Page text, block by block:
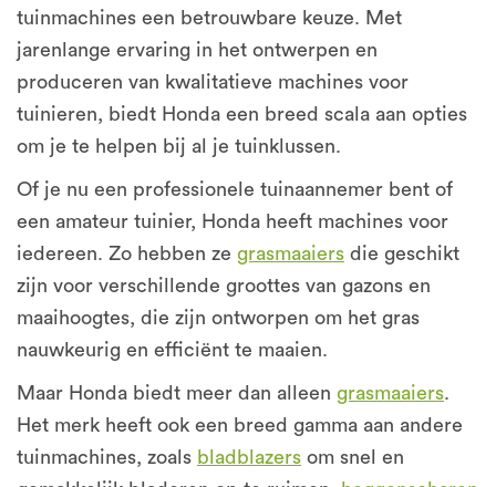
tuinmachines een betrouwbare keuze. Met
jarenlange ervaring in het ontwerpen en
produceren van kwalitatieve machines voor
tuinieren, biedt Honda een breed scala aan opties
om je te helpen bij al je tuinklussen.
Of je nu een professionele tuinaannemer bent of
een amateur tuinier, Honda heeft machines voor
iedereen. Zo hebben ze grasmaaiers die geschikt
zijn voor verschillende groottes van gazons en
maaihoogtes, die zijn ontworpen om het gras
nauwkeurig en efficiënt te maaien.
Maar Honda biedt meer dan alleen grasmaaiers.
Het merk heeft ook een breed gamma aan andere
tuinmachines, zoals bladblazers om snel en